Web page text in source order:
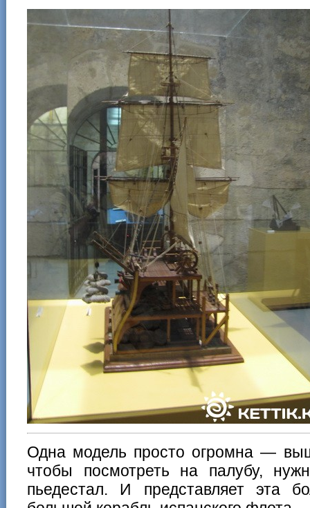
Одна модель просто огромна —
чтобы посмотреть на палубу,
пьедестал. И представляет эта